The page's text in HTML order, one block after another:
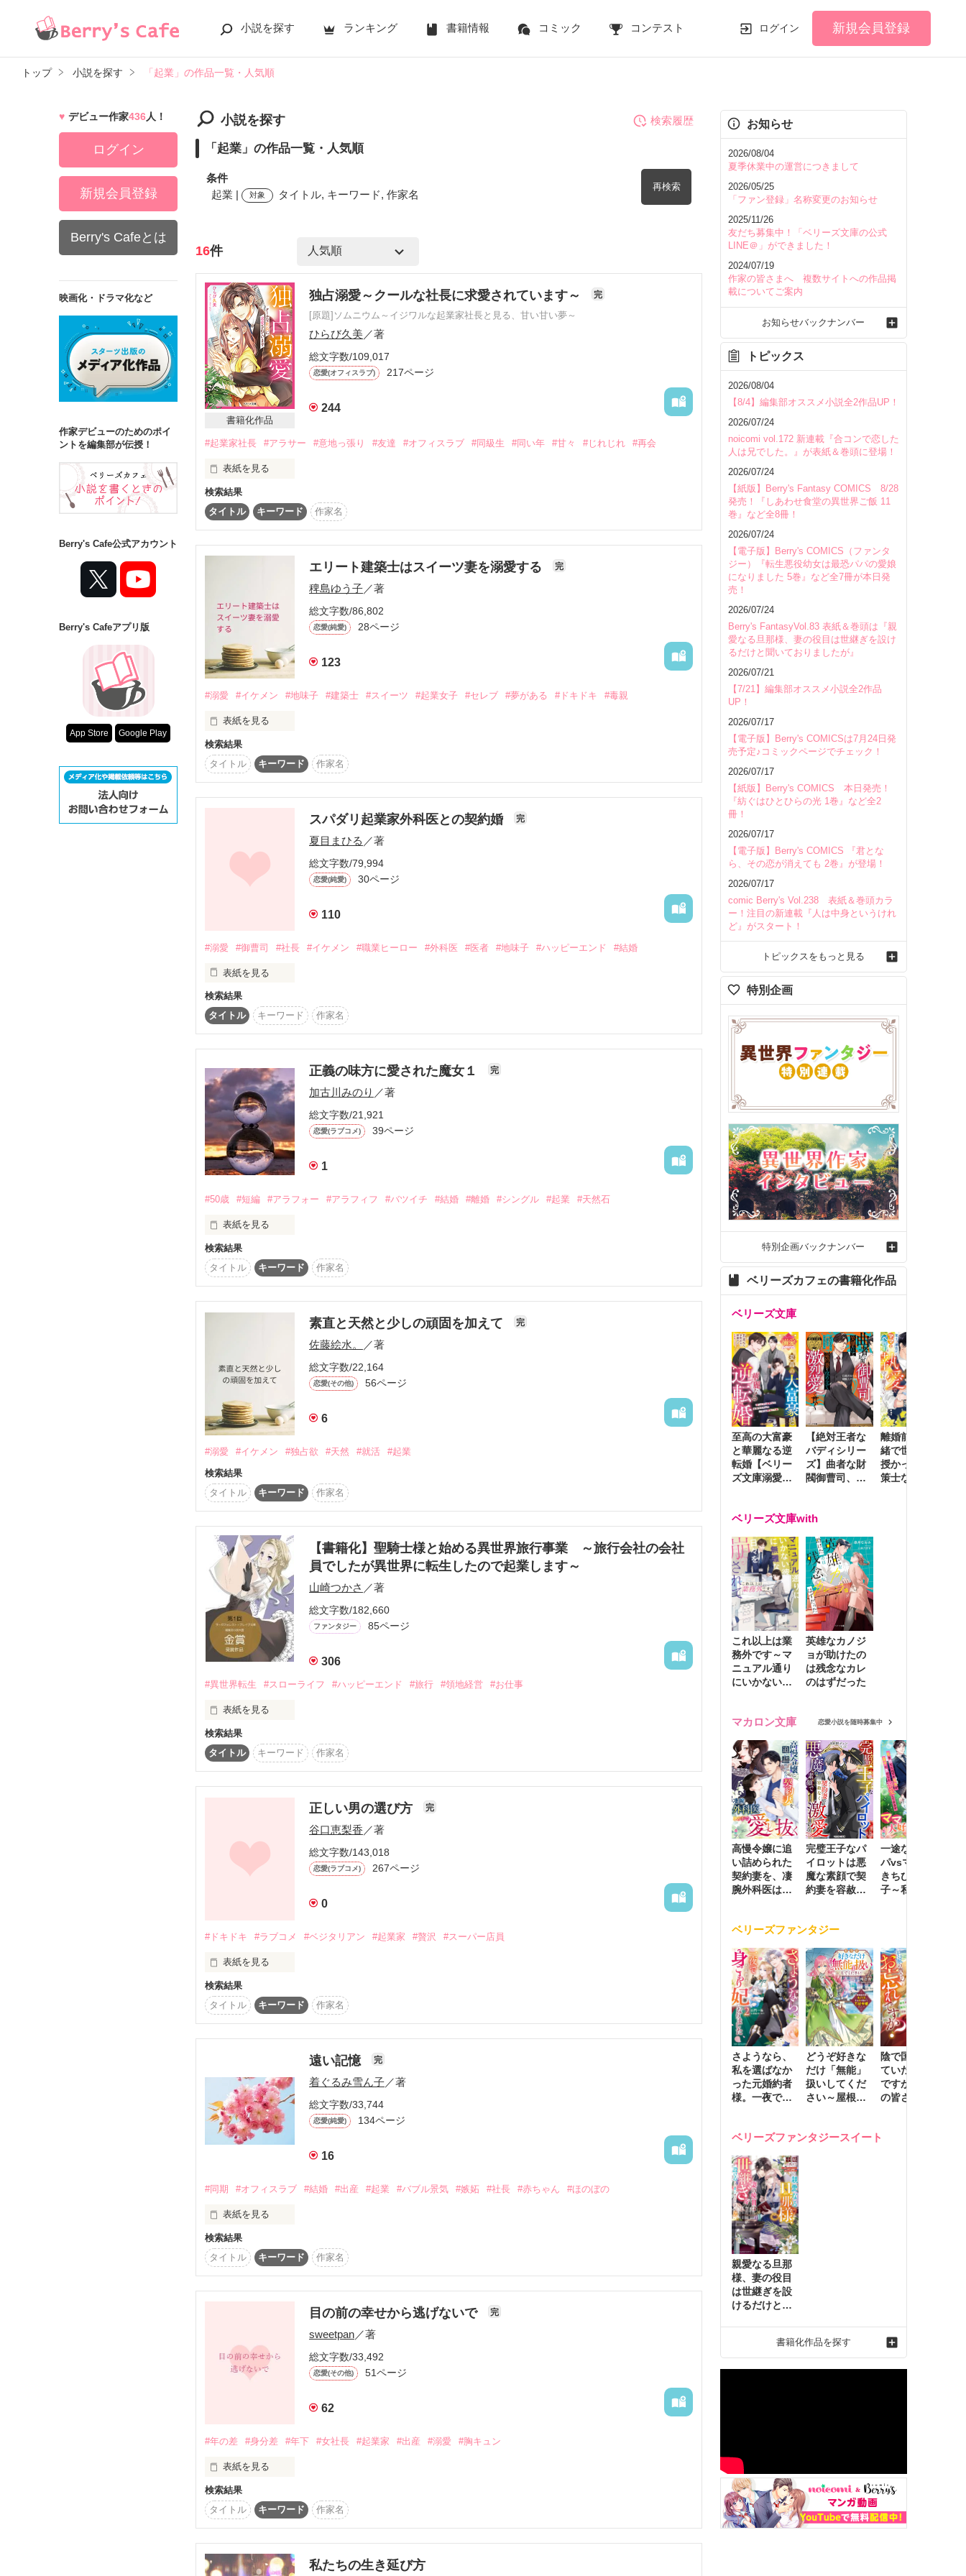
小説を探す ランキング 書籍情報 コミック コンテスト ログイン 新規会員登録
トップ 小説を探す 「起業」の作品一覧・人気順
小説を探す
「起業」の作品一覧・人気順
条件
起業 |
対象 タイトル, キーワード, 作家名
再検索
検索ワード
を含む
詳しく検索
検索対象
タイトル
キーワード
ジャンル 感想
ステータス
中編 短編
コンテスト
超短編！フェチから始まる溺愛コンテスト
スターツ出版小説投稿サイト合同企画「1話からの長編大賞」ベリーズカフェ会場
動画あり
検索履歴
16件
書籍化作品
独占溺愛～クールな社長に求愛されています～ 完
[原題]ソムニウム～イジワルな起業家社長と見る、甘い甘い夢～
ひらび久美 ／著
総文字数/109,017
恋愛(オフィスラブ) 217ページ
244
#起業家社長 #アラサー #意地っ張り #友達 #オフィスラブ #同級生 #同い年 #甘々 #じれじれ #再会
表紙を見る
小牧　詩穂（こまき　しほ）、27歳。
たぶん、人生の負け組。
でも、負け組になった今、絶対に会いたくない人生勝ち組の男。
そんな彼と偶然再会した日から、ふたりの関係が少しずつ変化していく。
「私たち、まだ友達だって思ってていいよね？」
「友達でいるのはもう限界なんだ」
ライバルに弱みを見せたくない意地っ張り女子と、
2019.07.08～2019.07.14
☆★☆
聖凪砂さま、ステキなレビューをありがとうございました！
★☆★
検索結果
タイトル
キーワード 作家名
エリート建築士はスイーツ妻を溺愛する 完
稗島ゆう子／著
総文字数/86,802
恋愛(純愛) 28ページ
123
#溺愛 #イケメン #地味子 #建築士 #スイーツ #起業女子 #セレブ #夢がある #ドキドキ #毒親
表紙を見る
水内紗枝　２４歳
父に「お前に何ができる」と言われ反発し、家出して上京する。
悲しみを打ち消すためにクッキーを焼く。それが紗枝の落ち込んだ時の対処法だ。
失恋したばかりだと言うのに偶然出会った建築士の佐々木に求婚される。
唐突すぎて、求婚を断るが、佐々木は紗枝に仕事を紹介すると言って…
佐々木誠司　３３歳
毎日紗枝の菓子が食べたいと言われ求婚するが断られる。
紗枝のお菓子教室への送り迎えをすることで、誠司は紗枝と信頼関係を築いていく。
どうしても結婚する必要のある誠司は、紗枝に改めて契約結婚を申し込む。
誰かが誰かを想っているから、私たちは一歩進めることができる。そんな物語。
sadsukgoさん　感想ありがとうございました。
どうやって返信すればいいかわからず、こちらで失礼します。　大変　はげみになりました。これから
も頑張りますのでよろしくお願いします。
検索結果
タイトル
キーワード 作家名
スパダリ起業家外科医との契約婚 完
夏目まひる ／著
総文字数/79,994
恋愛(純愛) 30ページ
110
#溺愛 #御曹司 #社長 #イケメン #職業ヒーロー #外科医 #医者 #地味子 #ハッピーエンド #結婚
表紙を見る
起業家の顔も持つ天才外科医
高柳壮一郎（33才）
×
彼氏にフラれ、会社も辞めてしまった涼子。
兄の親友でもあり医療ベンチャーの起業仲間でもある
天才外科医・高柳壮一郎に15年ぶりに再会する。
そして、憧れの存在だった壮一郎から
思わぬ提案を受けて、、、
作品を読む
検索結果
タイトル
キーワード 作家名
正義の味方に愛された魔女１ 完
加古川みのり ／著
総文字数/21,921
恋愛(ラブコメ) 39ページ
1
#50歳 #短編 #アラフォー #アラフィフ #バツイチ #結婚 #離婚 #シングル #起業 #天然石
表紙を見る
人に触れると心が視える。心の声が聴こえる。
恋愛・結婚・離婚・出産…
持って生まれた自分の力のお陰で
「その力は、神様からのプレゼントなんだよ」
母が言い遺した言葉をきっかけに
ショップオーナーとして独立後
２５年余りが経った。
５０歳になったヒロイン百合。
若く見られるが
だからと言って
この恋愛はあるのか？
『心の奥まで好きなだけ見透かしてくれ』
正義の味方の大きな愛情につつまれた魔女は
『自分のため、人のために、力を正しく、優しく使って』
明るく楽しく生きている。
「正義の味方に愛された魔女２」
「正義の味方に愛された魔女３」
「正義の味方に愛された魔女４」
完結しています。
作者の判断基準に
誤りがあるかもしれませんので
野いちごには続編を
公開しておりません。
ご理解ください。
どうもありがとうございました。
とても励みになり
何作か続けられそうです。
検索結果
タイトル
キーワード 作家名
素直と天然と少しの頑固を加えて 完
佐藤絵水。 ／著
総文字数/22,164
恋愛(その他) 56ページ
6
#溺愛 #イケメン #独占欲 #天然 #就活
#起業
検索結果
タイトル
キーワード 作家名
【書籍化】聖騎士様と始める異世界旅行事業 ～旅行会社の会社
員でしたが異世界に転生したので起業します～
山崎つかさ ／著
総文字数/182,660
ファンタジー 85ページ
306
#異世界転生 #スローライフ #ハッピーエンド #旅行 #領地経営 #お仕事
表紙を見る
異世界の伯爵令嬢に転生した旅行会社の会社員セシリーナ・シュミット。転生先の異世界は聖騎士と竜
王の領土争いが終わり不景気にさいなまれていた。
※「第1回 サーガフォレスト・ブレイブ文庫編集部 小説大賞」金賞 受賞作
※「第12回ネット小説大賞」一次選考通過作
検索結果
タイトル
キーワード 作家名
正しい男の選び方 完
谷口恵梨香 ／著
総文字数/143,018
恋愛(ラブコメ) 267ページ
0
#ドキドキ #ラブコメ #ベジタリアン #起業家 #贅沢 #スーパー店員
表紙を見る
東京ミッドタウンにほど近い超高級タワーマンション「アーバンビュー」
環境保護を訴えるアクティビストにしてベジタリアン
最近良く見かける面倒な客は大金持ちのIT社長
甘い顔とその財力で次々と女を落として行く
究極のエピキュリアン
二人の戦いの火蓋は今、切って落とされるのだった……
検索結果
タイトル
キーワード 作家名
遠い記憶 完
着ぐるみ雪ん子／著
総文字数/33,744
恋愛(純愛) 134ページ
16
#同期 #オフィスラブ #結婚 #出産 #起業 #バブル景気 #嫉妬 #社長 #赤ちゃん #ほのぼの
表紙を見る
岡田　圭介(22)
佐伯コーポレーション　　開発部　開発課
『パリで出逢った　ソウルメイト』
2021.2.3
検索結果
タイトル
キーワード 作家名
目の前の幸せから逃げないで 完
sweetpan／著
総文字数/33,492
恋愛(その他) 51ページ
62
#年の差 #身分差 #年下 #女社長 #起業家 #出産 #溺愛 #胸キュン
表紙を見る
不倫を　清算するために
検索結果
タイトル
キーワード 作家名
私たちの生き延び方
デビュー作家436人！
ログイン
新規会員登録
Berry's Cafeとは
映画化・ドラマ化など
作家デビューのためのポイ
ントを編集部が伝授！
Berry's Cafe公式アカウント
Berry's Cafeアプリ版
App Store Google Play
お知らせ
2026/08/04
夏季休業中の運営につきまして
2026/05/25
「ファン登録」名称変更のお知らせ
2025/11/26
友だち募集中！「ベリーズ文庫の公式
LINE＠」ができました！
2024/07/19
作家の皆さまへ 複数サイトへの作品掲
載についてご案内
お知らせバックナンバー
トピックス
2026/08/04
【8/4】編集部オススメ小説全2作品UP！
2026/07/24
noicomi vol.172 新連載『合コンで恋した
人は兄でした。』が表紙＆巻頭に登場！
2026/07/24
【紙版】Berry's Fantasy COMICS 8/28
発売！『しあわせ食堂の異世界ご飯 11
巻』など全8冊！
2026/07/24
【電子版】Berry's COMICS（ファンタ
ジー）『転生悪役幼女は最恐パパの愛娘
になりました 5巻』など全7冊が本日発
売！
2026/07/24
Berry's FantasyVol.83 表紙＆巻頭は『親
愛なる旦那様、妻の役目は世継ぎを設け
るだけと聞いておりましたが』
2026/07/21
【7/21】編集部オススメ小説全2作品
UP！
2026/07/17
【電子版】Berry's COMICSは7月24日発
売予定♪コミックページでチェック！
2026/07/17
【紙版】Berry's COMICS 本日発売！
『紡ぐはひとひらの光 1巻』など全2
冊！
2026/07/17
【電子版】Berry's COMICS 『君とな
ら、その恋が消えても 2巻』が登場！
2026/07/17
comic Berry's Vol.238 表紙＆巻頭カラ
ー！注目の新連載『人は中身というけれ
ど』がスタート！
トピックスをもっと見る
特別企画
特別企画バックナンバー
ベリーズカフェの書籍化作品
ベリーズ文庫
至高の大富豪
と華麗なる逆
転婚【ベリー
ズ文庫溺愛ア
【絶対王者な
バディシリー
ズ】曲者な財
閥御曹司、笑
激烈愛で貫く
離婚前夜に内
緒で世継ぎを
授かったら～
策士な御曹司
ベリーズ文庫with
これ以上は業
務外です～マ
ニュアル通り
にいかない彼
英雄なカノジ
ョが助けたの
は残念なカレ
のはずだった
マカロン文庫 恋愛小説を随時募集中
高慢令嬢に追
い詰められた
契約妻を、凄
腕外科医はこ
完璧王子なパ
イロットは悪
魔な素顔で契
約妻を容赦な
一途な社長パ
パvsママ大好
きちびっこ息
子～私を捨て
ベリーズファンタジー
さようなら、
私を選ばなか
った元婚約者
様。一夜で大
ました２
どうぞ好きな
だけ「無能」
扱いしてくだ
さい～屋根裏
動かす万能令
陰で国を支え
ていたのは私
ですが、王家
の皆さんお忘
れ才女の辺境
ベリーズファンタジースイート
親愛なる旦那
様、妻の役目
は世継ぎを設
けるだけと聞
れ才女の幸せ
な結婚～2
書籍化作品を探す